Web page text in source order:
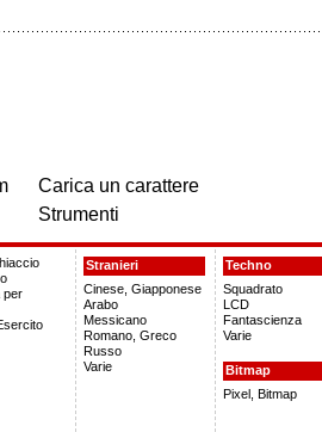
Carica un carattere
Strumenti
per
Stranieri
Cinese, Giapponese
Arabo
Messicano
Romano, Greco
Russo
Varie
Techno
Squadrato
LCD
Fantascienza
Varie
Bitmap
Pixel, Bitmap